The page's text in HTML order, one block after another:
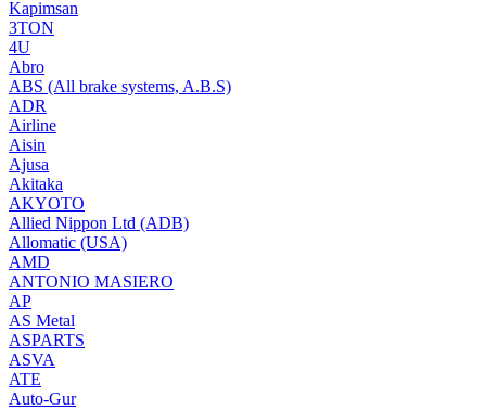
Kapimsan
3TON
4U
Abro
ABS (All brake systems, A.B.S)
ADR
Airline
Aisin
Ajusa
Akitaka
AKYOTO
Allied Nippon Ltd (ADB)
Allomatic (USA)
AMD
ANTONIO MASIERO
AP
AS Metal
ASPARTS
ASVA
ATE
Auto-Gur